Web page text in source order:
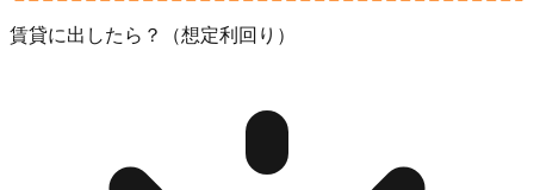
賃貸に出したら？（想定利回り）